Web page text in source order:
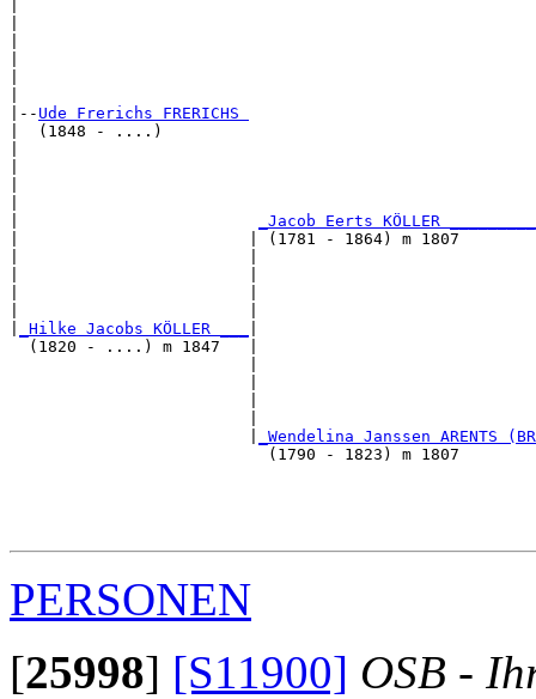
|-- Ude Frerichs FRERICHS
|  (1848 - ....)
_Jacob Eerts KÖLLER
|                        | (1781 - 1864) m 1807
_Hilke Jacobs KÖLLER ___
  (1820 - ....) m 1847   |
_Wendelina Janssen ARENTS
(1790 - 1823) m 1807
PERSONEN
[25998] [S11900] OSB -